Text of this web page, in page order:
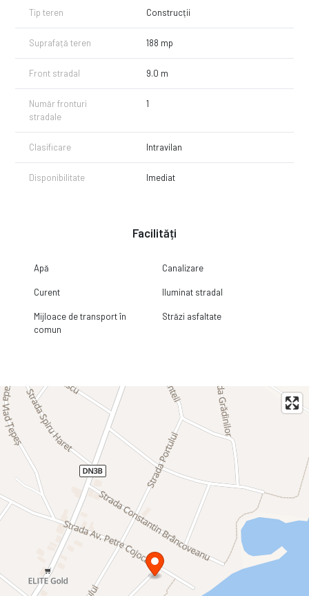
✔ Vecinătăți deja dezvoltate
💰 7.500 € / lot
📞 0740 664 364
#TerenFetesti #TerenDeVanzare #BratulBorcea #CasaDeVacanta
Tip teren Construcții
Suprafață teren 188 mp
Front stradal 9.0 m
Număr fronturi
stradale
1
Clasificare Intravilan
Disponibilitate Imediat
Facilități
Apă Canalizare
Curent Iluminat stradal
Mijloace de transport în
comun
Străzi asfaltate